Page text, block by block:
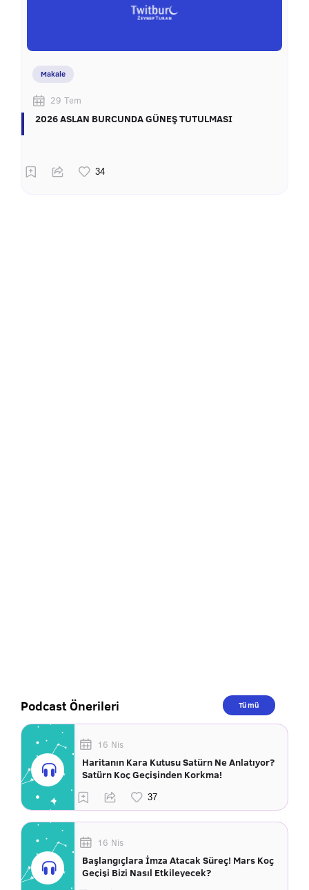
Makale
29 Tem
2026 ASLAN BURCUNDA GÜNEŞ TUTULMASI
Podcast Önerileri Tümü
16 Nis
Haritanın Kara Kutusu Satürn Ne Anlatıyor?
Satürn Koç Geçişinden Korkma!
16 Nis
Başlangıçlara İmza Atacak Süreç! Mars Koç
Geçişi Bizi Nasıl Etkileyecek?